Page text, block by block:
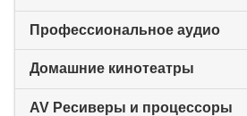
Профессиональное аудио
Домашние кинотеатры
AV Ресиверы и процессоры